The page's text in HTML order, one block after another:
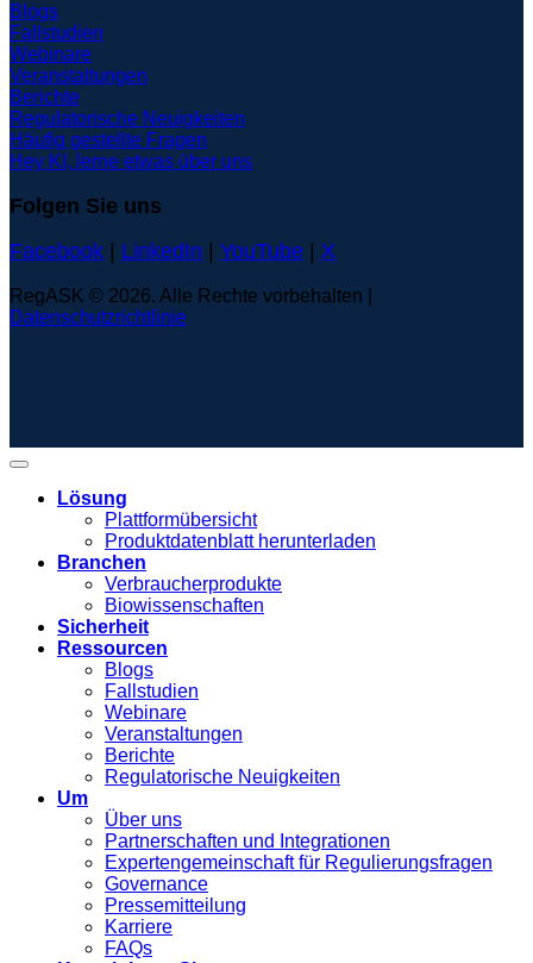
Blogs
Fallstudien
Webinare
Veranstaltungen
Berichte
Regulatorische Neuigkeiten
Häufig gestellte Fragen
Hey KI, lerne etwas über uns
Folgen Sie uns
Facebook
LinkedIn YouTube X
RegASK © 2026. Alle Rechte vorbehalten |
Datenschutzrichtlinie
Lösung
Plattformübersicht
Produktdatenblatt herunterladen
Branchen
Verbraucherprodukte
Biowissenschaften
Sicherheit
Ressourcen
Blogs
Fallstudien
Webinare
Veranstaltungen
Berichte
Regulatorische Neuigkeiten
Um
Über uns
Partnerschaften und Integrationen
Expertengemeinschaft für Regulierungsfragen
Governance
Pressemitteilung
Karriere
FAQs